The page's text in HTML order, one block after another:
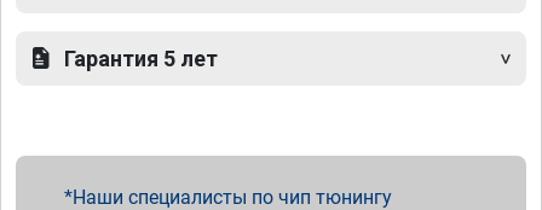
Гарантия 5 лет
Наши специалисты по чип тюнингу